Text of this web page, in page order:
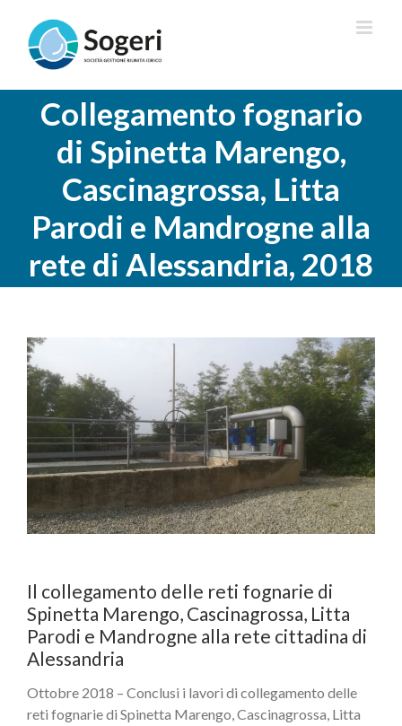
contenuto
Collegamento fognario
di Spinetta Marengo,
Cascinagrossa, Litta
Parodi e Mandrogne alla
rete di Alessandria, 2018
Ingrandisci
immagine
Il collegamento delle reti fognarie di
Spinetta Marengo, Cascinagrossa, Litta
Parodi e Mandrogne alla rete cittadina di
Alessandria
Ottobre 2018 – Conclusi i lavori di collegamento delle
reti fognarie di Spinetta Marengo, Cascinagrossa, Litta